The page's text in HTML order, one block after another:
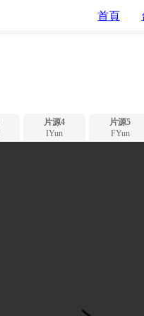
首頁
片源4
IYun
片源5
FYun